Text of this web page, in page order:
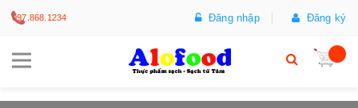
097.868.1234 Đăng nhập Đăng ký